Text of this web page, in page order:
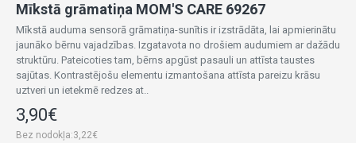
Mīkstā grāmatiņa MOM'S CARE 69267
Mīkstā auduma sensorā grāmatiņa-sunītis ir izstrādāta, lai apmierinātu
jaunāko bērnu vajadzības. Izgatavota no drošiem audumiem ar dažādu
struktūru. Pateicoties tam, bērns apgūst pasauli un attīsta taustes
sajūtas. Kontrastējošu elementu izmantošana attīsta pareizu krāsu
uztveri un ietekmē redzes at..
3,90€
Bez nodokļa:3,22€